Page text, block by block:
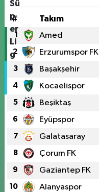
# Takım
1 Amed
2 Erzurumspor FK
3 Başakşehir
4 Kocaelispor
5 Beşiktaş
6 Eyüpspor
7 Galatasaray
8 Çorum FK
9 Gaziantep FK
10 Alanyaspor